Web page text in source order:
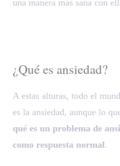
una manera más sana con
¿Qué es ansiedad?
A estas alturas, todo el
es la ansiedad, aunque lo
qué es un problema de
como respuesta normal.